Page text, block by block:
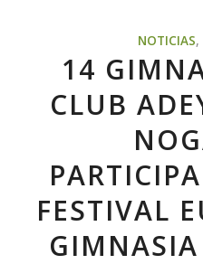
NOTICIAS,
14
CLUB
FESTIVAL